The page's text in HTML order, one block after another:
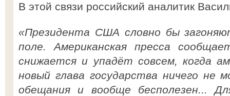
В этой связи российский аналитик
«Президента США словно бы
поле. Американская пресса
снижается и упадёт совсем, когда
новый глава государства ничего не
обещания и вообще бесполезен...